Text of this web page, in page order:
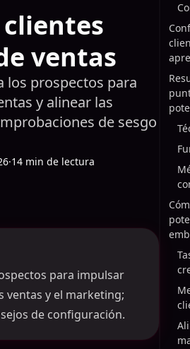
ventas
los prospectos para
y alinear las
de sesgo
·14 min de lectura
para impulsar
ventas y el marketing;
de configuración.